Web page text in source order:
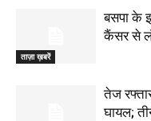
ताज़ा ख़बरें
बसपा के
कैंसर से
तेज
घायल;